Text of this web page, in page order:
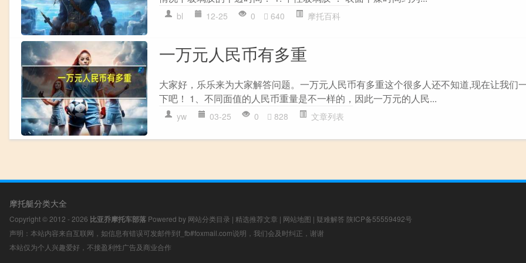
bl 12-25 0 640 摩托百科
一万元人民币有多重
大家好，乐乐来为大家解答问题。一万元人民币有多重这个很多人还不知道,现在让我们
下吧！ 1、不同面值的人民币重量是不一样的，因此一万元的人民...
yw 03-25 0 828 文章列表
摩托艇分类大全
Copyright © 2012 - 2026 比亚乔摩托车部落 Powered by 网站分类目录 | 精选推荐文章 | 网站地图 | 疑难解答 陕ICP备55559492号
声明：本站内容来自互联网，如信息有错误可发邮件到f_fb#foxmail.com说明，我们会及时纠正，谢谢
本站仅为个人兴趣爱好，不接盈利性广告及商业合作